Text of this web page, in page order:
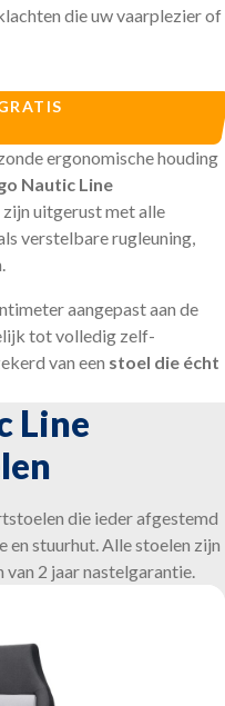
MAKEN
die uw vaarplezier of
ergonomische houding
Nautic Line
zijn uitgerust met alle
verstelbare rugleuning,
aangepast aan de
tot volledig zelf-
van een stoel die écht
Line
die ieder afgestemd
en stuurhut. Alle stoelen zijn
2 jaar nastelgarantie.